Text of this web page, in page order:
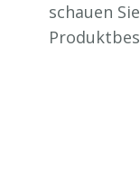
schauen